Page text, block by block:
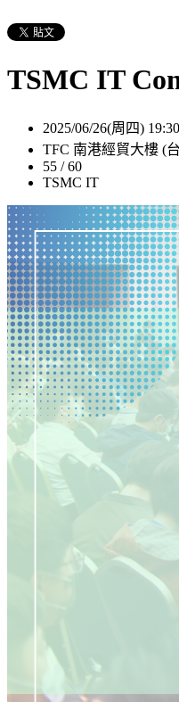
TSMC IT
2025/06/26(周四)
TFC 南港經貿大樓 (
55 / 60
TSMC IT